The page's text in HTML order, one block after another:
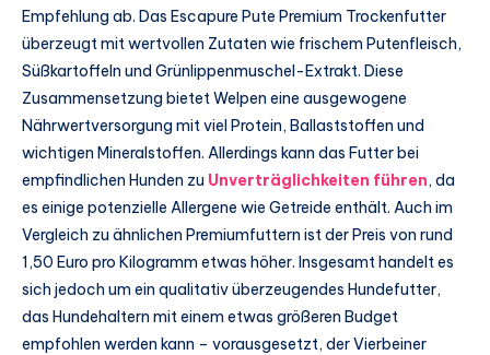
Empfehlung ab. Das Escapure Pute Premium Trockenfutter
überzeugt mit wertvollen Zutaten wie frischem Putenfleisch,
Süßkartoffeln und Grünlippenmuschel-Extrakt. Diese
Zusammensetzung bietet Welpen eine ausgewogene
Nährwertversorgung mit viel Protein, Ballaststoffen und
wichtigen Mineralstoffen. Allerdings kann das Futter bei
empfindlichen Hunden zu Unverträglichkeiten führen, da
es einige potenzielle Allergene wie Getreide enthält. Auch im
Vergleich zu ähnlichen Premiumfuttern ist der Preis von rund
1,50 Euro pro Kilogramm etwas höher. Insgesamt handelt es
sich jedoch um ein qualitativ überzeugendes Hundefutter,
das Hundehaltern mit einem etwas größeren Budget
empfohlen werden kann – vorausgesetzt, der Vierbeiner